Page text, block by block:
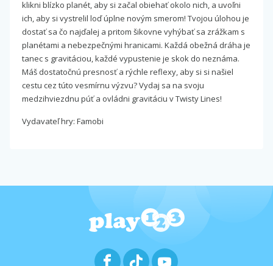
klikni blízko planét, aby si začal obiehať okolo nich, a uvoľni
ich, aby si vystrelil loď úplne novým smerom! Tvojou úlohou je
dostať sa čo najďalej a pritom šikovne vyhýbať sa zrážkam s
planétami a nebezpečnými hranicami. Každá obežná dráha je
tanec s gravitáciou, každé vypustenie je skok do neznáma.
Máš dostatočnú presnosť a rýchle reflexy, aby si si našiel
cestu cez túto vesmírnu výzvu? Vydaj sa na svoju
medzihviezdnu púť a ovládni gravitáciu v Twisty Lines!
Vydavateľ hry: Famobi